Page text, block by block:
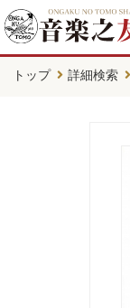
トップ 詳細検索